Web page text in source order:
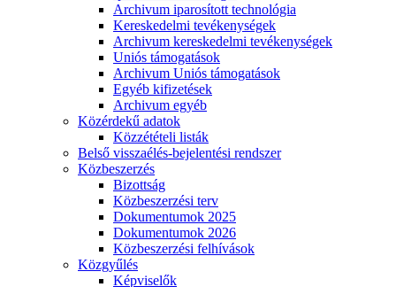
Archivum iparosított technológia
Kereskedelmi tevékenységek
Archivum kereskedelmi tevékenységek
Uniós támogatások
Archivum Uniós támogatások
Egyéb kifizetések
Archivum egyéb
Közérdekű adatok
Közzétételi listák
Belső visszaélés-bejelentési rendszer
Közbeszerzés
Bizottság
Közbeszerzési terv
Dokumentumok 2025
Dokumentumok 2026
Közbeszerzési felhívások
Közgyűlés
Képviselők